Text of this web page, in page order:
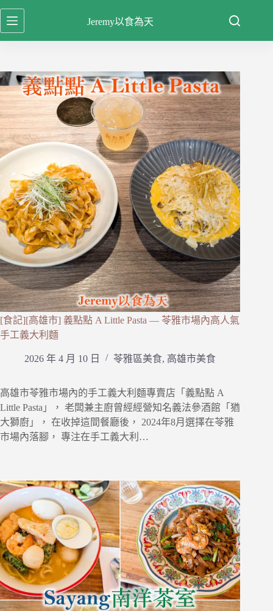
跳
至
容
Jeremy以食為天
[食記][高雄市] 義點點 A Little Pasta — 苓雅市場內高人氣
手工義大利麵
2026 年 4 月 10 日 苓雅區美食, 高雄市美食
高雄市苓雅市場內的手工義大利麵專賣店「義點點 A
Little Pasta」， 老闆兼主廚曾經經營知名義法參酒館「猶
大獅廚」， 在收掉這間餐廳後， 2024年8月選擇在苓雅
市場內落腳， 專注在手工義大利…